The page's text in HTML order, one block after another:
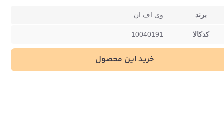
برند وی اف ان
کدکالا 10040191
خرید این محصول